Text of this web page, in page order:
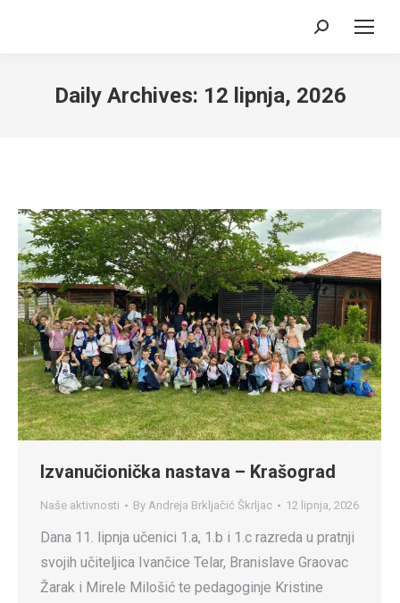
Search:
Daily Archives: 12 lipnja, 2026
Izvanučionička nastava – Krašograd
Naše aktivnosti By Andreja Brkljačić Škrljac 12 lipnja, 2026
Dana 11. lipnja učenici 1.a, 1.b i 1.c razreda u pratnji
svojih učiteljica Ivančice Telar, Branislave Graovac
Žarak i Mirele Milošić te pedagoginje Kristine